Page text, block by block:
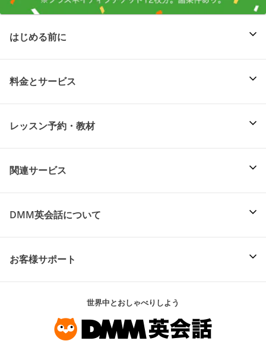
はじめる前に
料金とサービス
レッスン予約・教材
関連サービス
DMM英会話について
お客様サポート
世界中とおしゃべりしよう